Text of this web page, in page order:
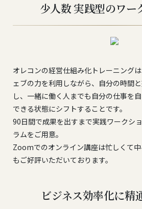
少人数 実践型のワー
オレコンの経営仕組み化トレーニング
ェブの力を利用しながら、自分の時間
し、一緒に働く人までも自分の仕事を
できる状態にシフトすることです。
90日間で成果を出すまで実践ワークシ
ラムをご用意。
Zoomでのオンライン講座は忙しくて
もご好評いただいております。
ビジネス効率化に精